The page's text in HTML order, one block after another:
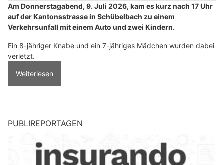
Am Donnerstagabend, 9. Juli 2026, kam es kurz nach 17 Uhr
auf der Kantonsstrasse in Schübelbach zu einem
Verkehrsunfall mit einem Auto und zwei Kindern.
Ein 8-jähriger Knabe und ein 7-jähriges Mädchen wurden dabei
verletzt.
Weiterlesen
PUBLIREPORTAGEN